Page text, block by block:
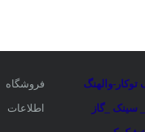
توکار-والهنگ
سینک _گاز
فروشگاه
اطلاعات